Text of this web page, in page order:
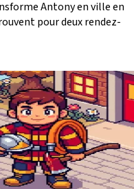
Antony en ville en
pour deux rendez-